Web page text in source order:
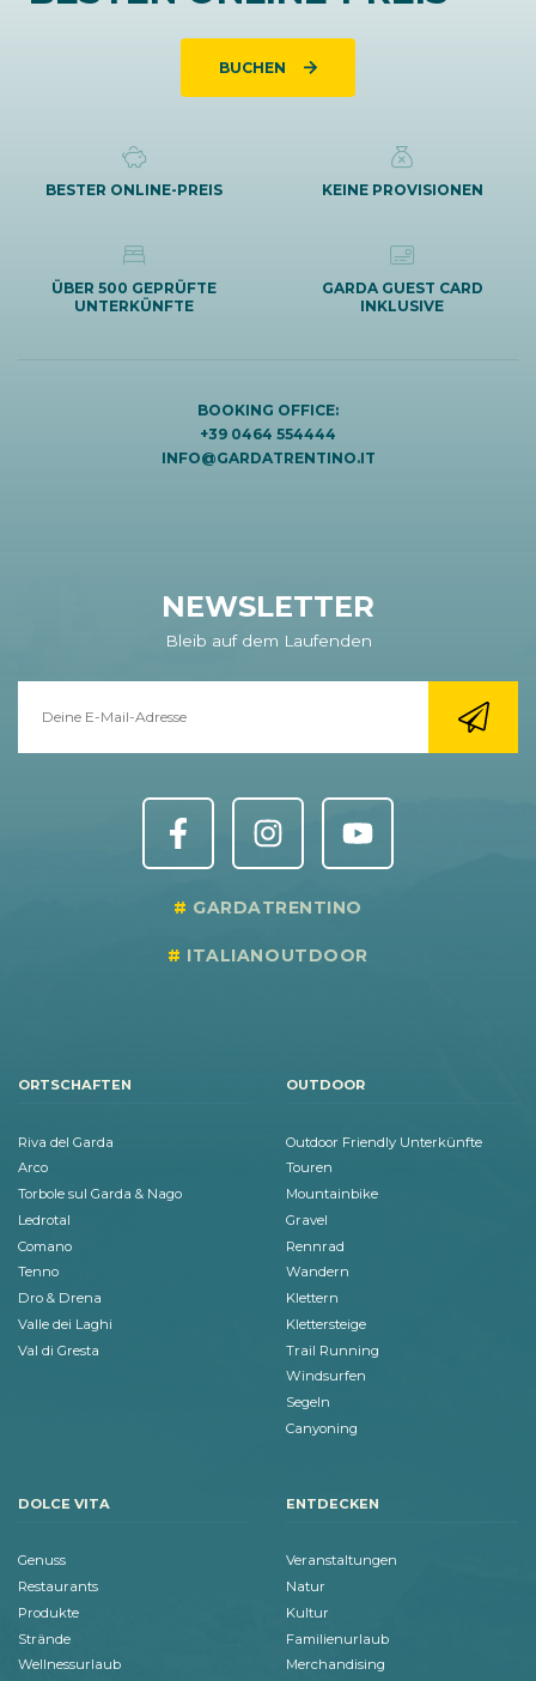
BUCHEN
BESTER ONLINE-PREIS KEINE PROVISIONEN
ÜBER 500 GEPRÜFTE
UNTERKÜNFTE
GARDA GUEST CARD
INKLUSIVE
BOOKING OFFICE:
+39 0464 554444
INFO@GARDATRENTINO.IT
NEWSLETTER
Bleib auf dem Laufenden
GARDATRENTINO
ITALIANOUTDOOR
ORTSCHAFTEN
Riva del Garda
Arco
Torbole sul Garda & Nago
Ledrotal
Comano
Tenno
Dro & Drena
Valle dei Laghi
Val di Gresta
OUTDOOR
Outdoor Friendly Unterkünfte
Touren
Mountainbike
Gravel
Rennrad
Wandern
Klettern
Klettersteige
Trail Running
Windsurfen
Segeln
Canyoning
DOLCE VITA
Genuss
Restaurants
Produkte
Strände
Wellnessurlaub
ENTDECKEN
Veranstaltungen
Natur
Kultur
Familienurlaub
Merchandising